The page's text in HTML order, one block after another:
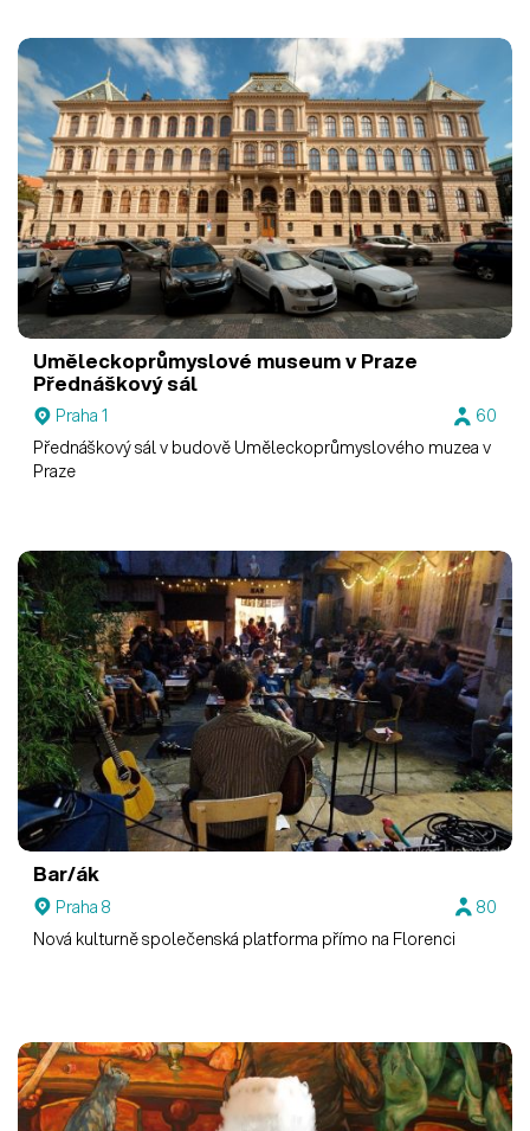
Uměleckoprůmyslové museum v Praze
Přednáškový sál
Praha 1
60
Přednáškový sál v budově Uměleckoprůmyslového muzea v
Praze
Bar/ák
Praha 8
80
Nová kulturně společenská platforma přímo na Florenci